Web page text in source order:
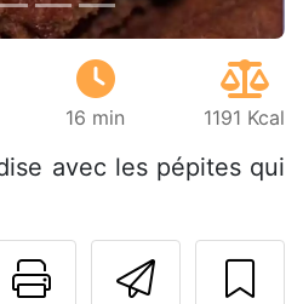
16 min 1191 Kcal
avec les pépites qui
Imprimer
une